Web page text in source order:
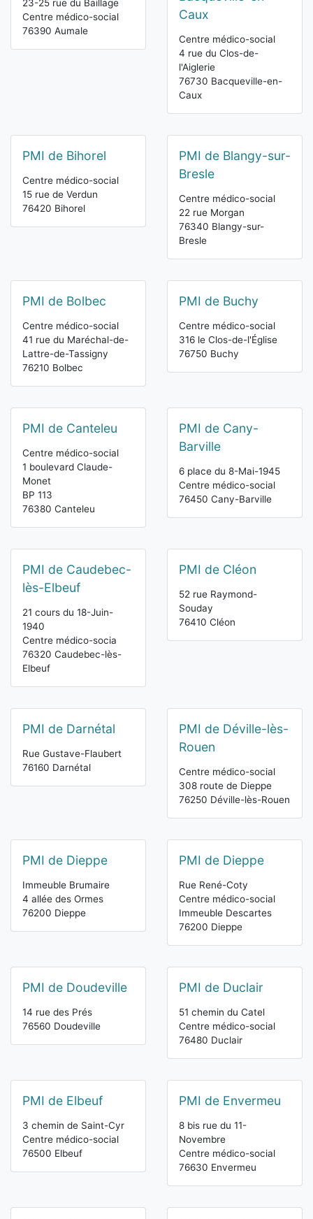
23-25 rue du Baillage
Centre médico-social
76390 Aumale
Caux
Centre médico-social
4 rue du Clos-de-
l'Aiglerie
76730 Bacqueville-en-
Caux
PMI de Bihorel
Centre médico-social
15 rue de Verdun
76420 Bihorel
PMI de Blangy-sur-
Bresle
Centre médico-social
22 rue Morgan
76340 Blangy-sur-
Bresle
PMI de Bolbec
Centre médico-social
41 rue du Maréchal-de-
Lattre-de-Tassigny
76210 Bolbec
PMI de Buchy
Centre médico-social
316 le Clos-de-l'Église
76750 Buchy
PMI de Canteleu
Centre médico-social
1 boulevard Claude-
Monet
BP 113
76380 Canteleu
PMI de Cany-
Barville
6 place du 8-Mai-1945
Centre médico-social
76450 Cany-Barville
PMI de Caudebec-
lès-Elbeuf
21 cours du 18-Juin-
1940
Centre médico-socia
76320 Caudebec-lès-
Elbeuf
PMI de Cléon
52 rue Raymond-
Souday
76410 Cléon
PMI de Darnétal
Rue Gustave-Flaubert
76160 Darnétal
PMI de Déville-lès-
Rouen
Centre médico-social
308 route de Dieppe
76250 Déville-lès-Rouen
PMI de Dieppe
Immeuble Brumaire
4 allée des Ormes
76200 Dieppe
PMI de Dieppe
Rue René-Coty
Centre médico-social
Immeuble Descartes
76200 Dieppe
PMI de Doudeville
14 rue des Prés
76560 Doudeville
PMI de Duclair
51 chemin du Catel
Centre médico-social
76480 Duclair
PMI de Elbeuf
3 chemin de Saint-Cyr
Centre médico-social
76500 Elbeuf
PMI de Envermeu
8 bis rue du 11-
Novembre
Centre médico-social
76630 Envermeu